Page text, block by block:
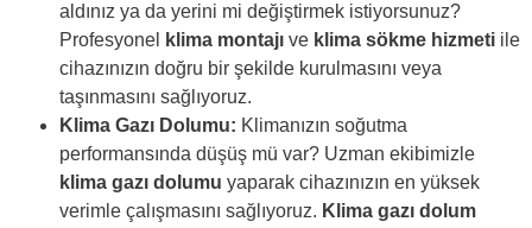
aldınız ya da yerini mi değiştirmek istiyorsunuz?
Profesyonel
klima montajı ve klima sökme hizmeti ile
cihazınızın doğru bir şekilde kurulmasını veya
taşınmasını sağlıyoruz.
Klima Gazı Dolumu: Klimanızın soğutma
performansında düşüş mü var? Uzman ekibimizle
klima gazı dolumu yaparak cihazınızın en yüksek
verimle çalışmasını sağlıyoruz. Klima gazı dolum